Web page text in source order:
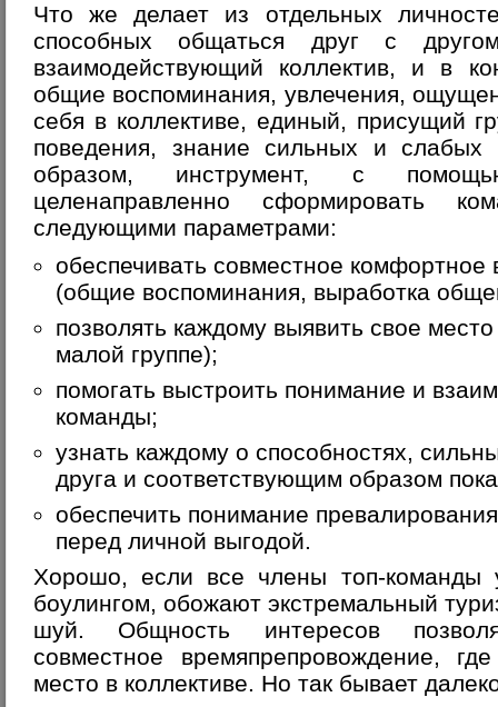
Что же делает из отдельных
способных общаться друг с
взаимодействующий коллектив, и в
общие воспоминания, увлечения,
себя в коллективе, единый, присущий
поведения, знание сильных и слабых
образом, инструмент, с
целенаправленно сформировать
следующими параметрами:
обеспечивать совместное
(общие воспоминания, выработка
позволять каждому выявить свое
малой группе);
помогать выстроить понимание и
команды;
узнать каждому о способностях,
друга и соответствующим образом
обеспечить понимание
перед личной выгодой.
Хорошо, если все члены топ-команды
боулингом, обожают экстремальный
шуй. Общность интересов
совместное времяпрепровождение,
место в коллективе. Но так бывает